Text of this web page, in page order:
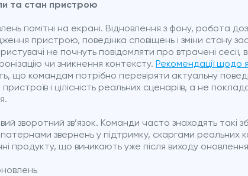
та стан пристрою
помітні на екрані. Відновлення з фону, робота
пристрою, поведінка сповіщень і зміни стану
не почнуть повідомляти про втрачені сесії,
чи зникнення контексту. Рекомендації щодо
що командам потрібно перевіряти актуальну
і цілісність реальних сценаріїв, а не
зворотний зв’язок. Команди часто знаходять такі
звернень у підтримку, скаргами реальних
продукту, що виникають уже після виходу